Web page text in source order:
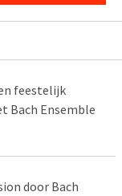
feestelijk
Bach Ensemble
door Bach